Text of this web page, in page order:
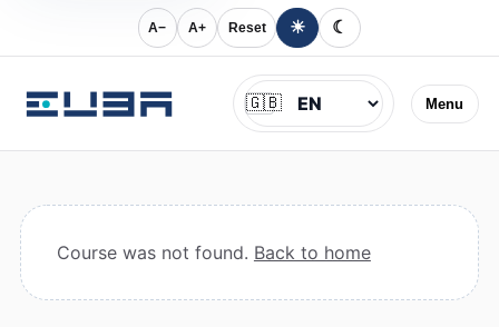
A− A+ Reset ☀ ☾
Menu
Jazyk
🇬🇧
Course was not found. Back to home